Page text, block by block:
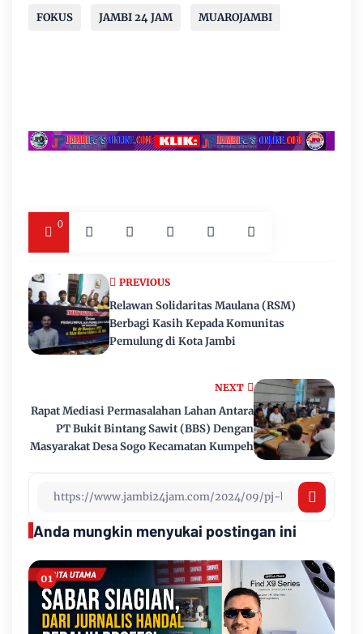
FOKUS JAMBI 24 JAM MUAROJAMBI
0
NEXT
Rapat Mediasi Permasalahan Lahan Antara
PT Bukit Bintang Sawit (BBS) Dengan
Masyarakat Desa Sogo Kecamatan Kumpeh
PREVIOUS
Relawan Solidaritas Maulana (RSM)
Berbagi Kasih Kepada Komunitas
Pemulung di Kota Jambi
Anda mungkin menyukai postingan ini